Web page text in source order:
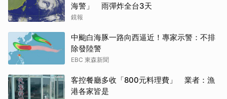
海警」 雨彈炸全台3天
鏡報
中颱白海豚一路向西逼近！專家示警：不排
除發陸警
EBC 東森新聞
客控餐廳多收「800元料理費」 業者：漁
港各家皆是